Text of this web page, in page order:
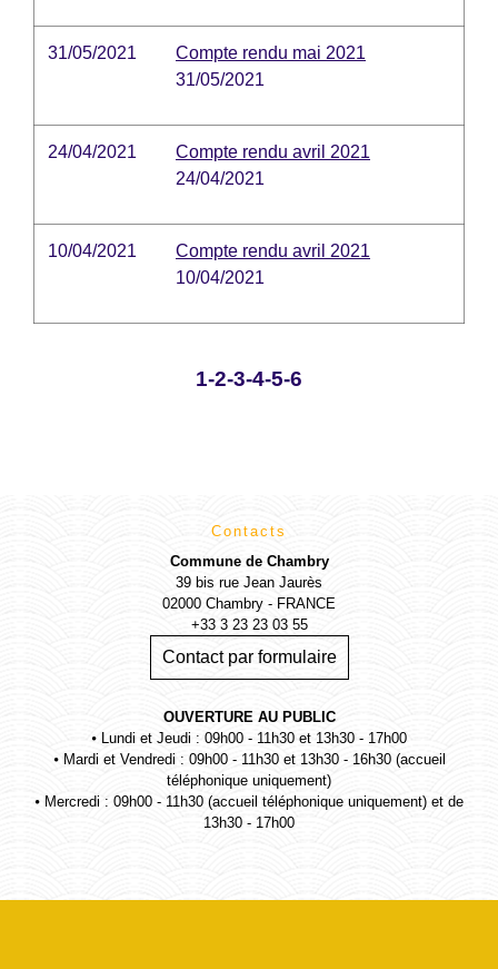
31/05/2021
Compte rendu mai 2021
31/05/2021
24/04/2021
Compte rendu avril 2021
24/04/2021
10/04/2021
Compte rendu avril 2021
10/04/2021
1-2-3-4-5-6
Contacts
Commune de Chambry
39 bis rue Jean Jaurès
02000 Chambry - FRANCE
+33 3 23 23 03 55
Contact par formulaire
OUVERTURE AU PUBLIC
⦁ Lundi et Jeudi : 09h00 - 11h30 et 13h30 - 17h00
⦁ Mardi et Vendredi : 09h00 - 11h30 et 13h30 - 16h30 (accueil
téléphonique uniquement)
⦁ Mercredi : 09h00 - 11h30 (accueil téléphonique uniquement) et de
13h30 - 17h00